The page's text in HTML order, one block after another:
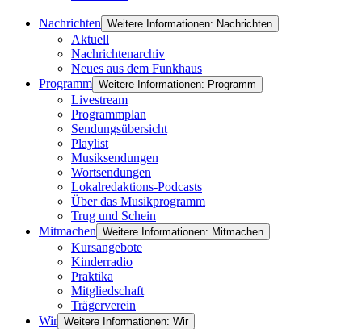
Nachrichten Weitere Informationen: Nachrichten
Aktuell
Nachrichtenarchiv
Neues aus dem Funkhaus
Programm Weitere Informationen: Programm
Livestream
Programmplan
Sendungsübersicht
Playlist
Musiksendungen
Wortsendungen
Lokalredaktions-Podcasts
Über das Musikprogramm
Trug und Schein
Mitmachen Weitere Informationen: Mitmachen
Kursangebote
Kinderradio
Praktika
Mitgliedschaft
Trägerverein
Wir Weitere Informationen: Wir